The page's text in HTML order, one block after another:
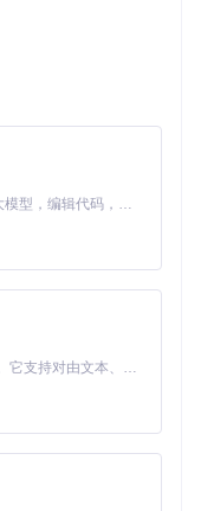
文件，解决图形、
源管理
制
要求
Claude Code 的开源替代方案。连接任意大模型，编辑代码，运行命令，自动验证 — 全自动执行。用 Rust 构建，极致性能。 ｜ An open-source alternative to Claude Code. Connect any LLM, edit code, run commands, and verify changes — autonomously. Built in Rust for speed. Get Started
MiniMax H3 是一个通用的全模态生成系统。它支持对由文本、图像、视频和音频组成的多模态上下文进行统一理解，并能生成分辨率高达 2K、时长可达 15 秒的带原生立体声音频的视频。得益于面向任务泛化的系统设计，H3 在预训练阶段就已具备广泛的多模态上下文理解与生成能力，能够出色地执行复杂的多模态指令。